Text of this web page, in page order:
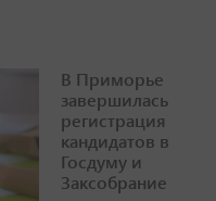
В Приморье
завершилась
регистрация
кандидатов в
Госдуму и
Заксобрание